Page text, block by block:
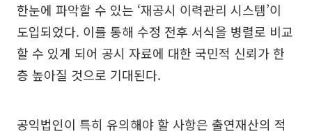
한눈에 파악할 수 있는 ‘재공시 이력관리 시스템’이
도입되었다. 이를 통해 수정 전후 서식을 병렬로 비교
할 수 있게 되어 공시 자료에 대한 국민적 신뢰가 한
층 높아질 것으로 기대된다.
공익법인이 특히 유의해야 할 사항은 출연재산의 적